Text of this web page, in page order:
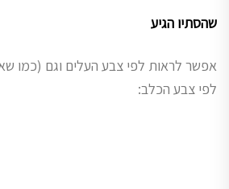
שהסתיו הגיע
אפשר לראות לפי צבע העלים וגם (כמו
לפי צבע הכלב: